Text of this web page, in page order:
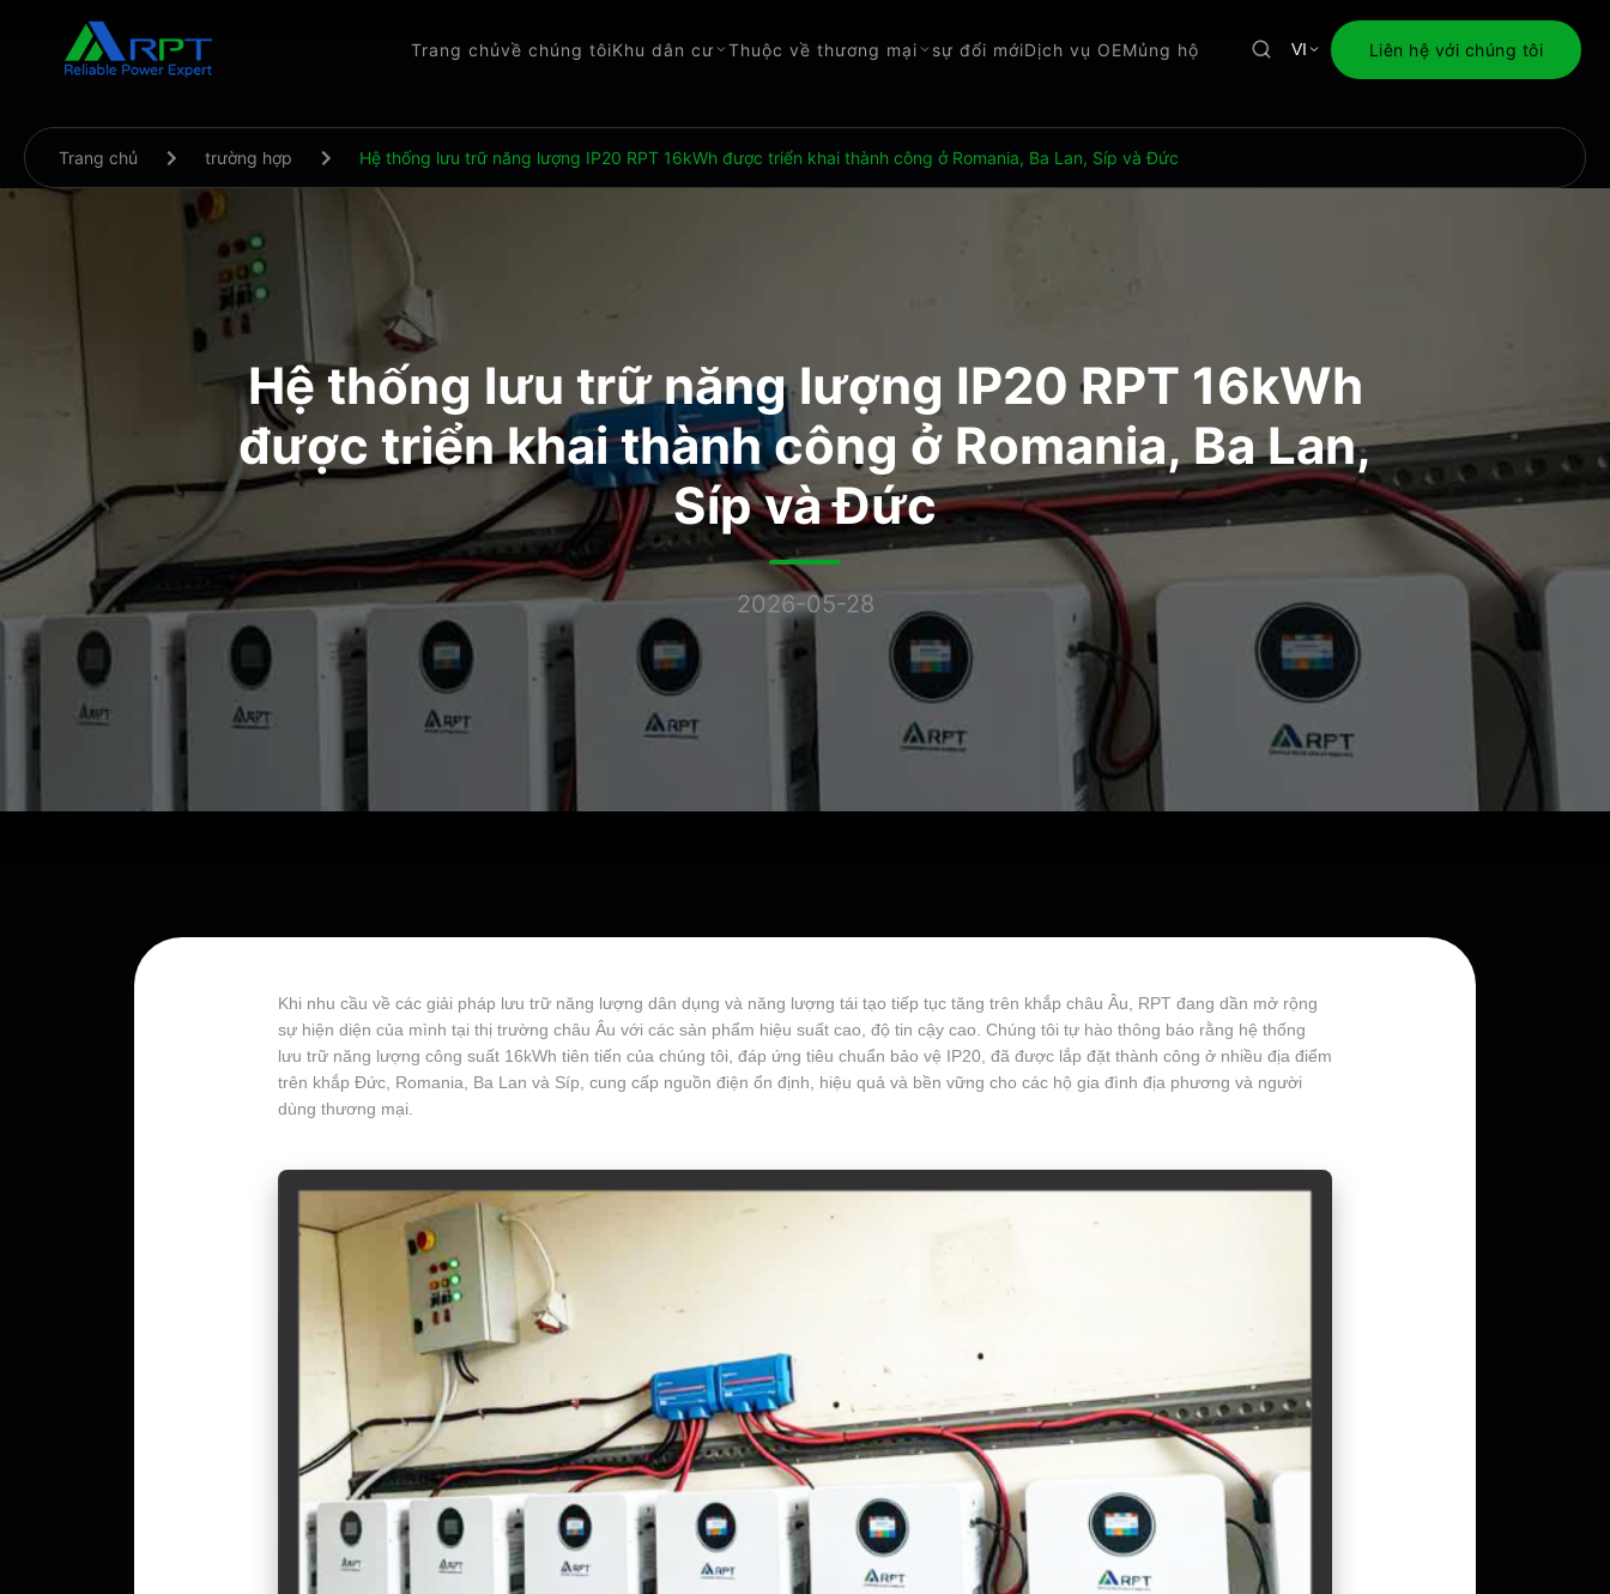
Trang chủvề chúng tôiKhu dân cư Thuộc về thương mại sự đổi mớiDịch vụ OEMủng hộ VI Liên hệ với chúng tôi
Trang chủ trường hợp Hệ thống lưu trữ năng lượng IP20 RPT 16kWh được triển khai thành công ở Romania, Ba Lan, Síp và Đức
Hệ thống lưu trữ năng lượng IP20 RPT 16kWh
được triển khai thành công ở Romania, Ba Lan,
Síp và Đức
2026-05-28
Khi nhu cầu về các giải pháp lưu trữ năng lượng dân dụng và năng lượng tái tạo tiếp tục tăng trên khắp châu Âu, RPT đang dần mở rộng
sự hiện diện của mình tại thị trường châu Âu với các sản phẩm hiệu suất cao, độ tin cậy cao. Chúng tôi tự hào thông báo rằng hệ thống
lưu trữ năng lượng công suất 16kWh tiên tiến của chúng tôi, đáp ứng tiêu chuẩn bảo vệ IP20, đã được lắp đặt thành công ở nhiều địa điểm
trên khắp Đức, Romania, Ba Lan và Síp, cung cấp nguồn điện ổn định, hiệu quả và bền vững cho các hộ gia đình địa phương và người
dùng thương mại.